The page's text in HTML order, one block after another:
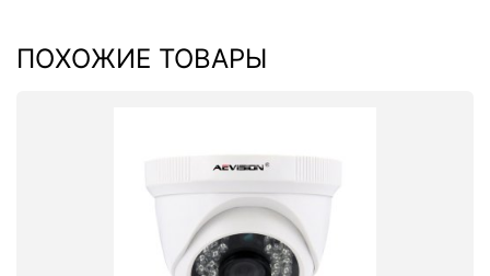
ПОХОЖИЕ ТОВАРЫ